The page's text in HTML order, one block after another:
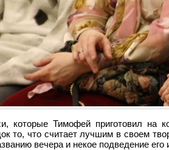
которые Тимофей приготовил на
то, что считает лучшим в своем
вечера и некое подведение его